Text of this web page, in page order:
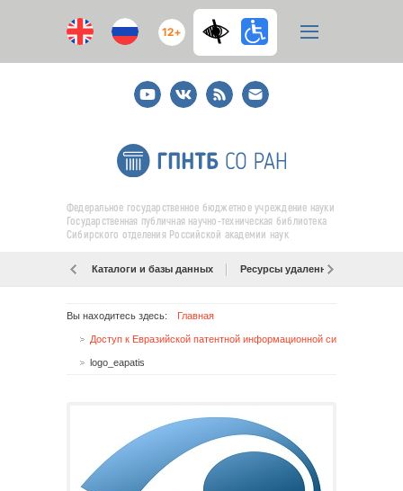
12+
YoutubeВКонтакте
RSS
E-
mail
подписка
Федеральное государственное бюджетное учреждение науки
Государственная публичная научно-техническая библиотека
Сибирского отделения Российской академии наук
Каталоги и базы данных Ресурсы удаленного доступа
Вы находитесь здесь: Главная
logo_eapatis